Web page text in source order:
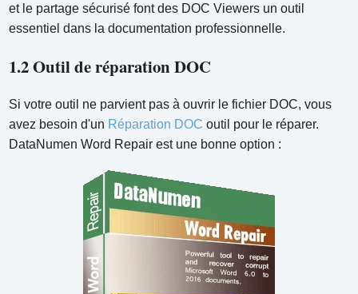
et le partage sécurisé font des DOC Viewers un outil
essentiel dans la documentation professionnelle.
1.2 Outil de réparation DOC
Si votre outil ne parvient pas à ouvrir le fichier DOC, vous
avez besoin d'un Réparation DOC outil pour le réparer.
DataNumen Word Repair est une bonne option :